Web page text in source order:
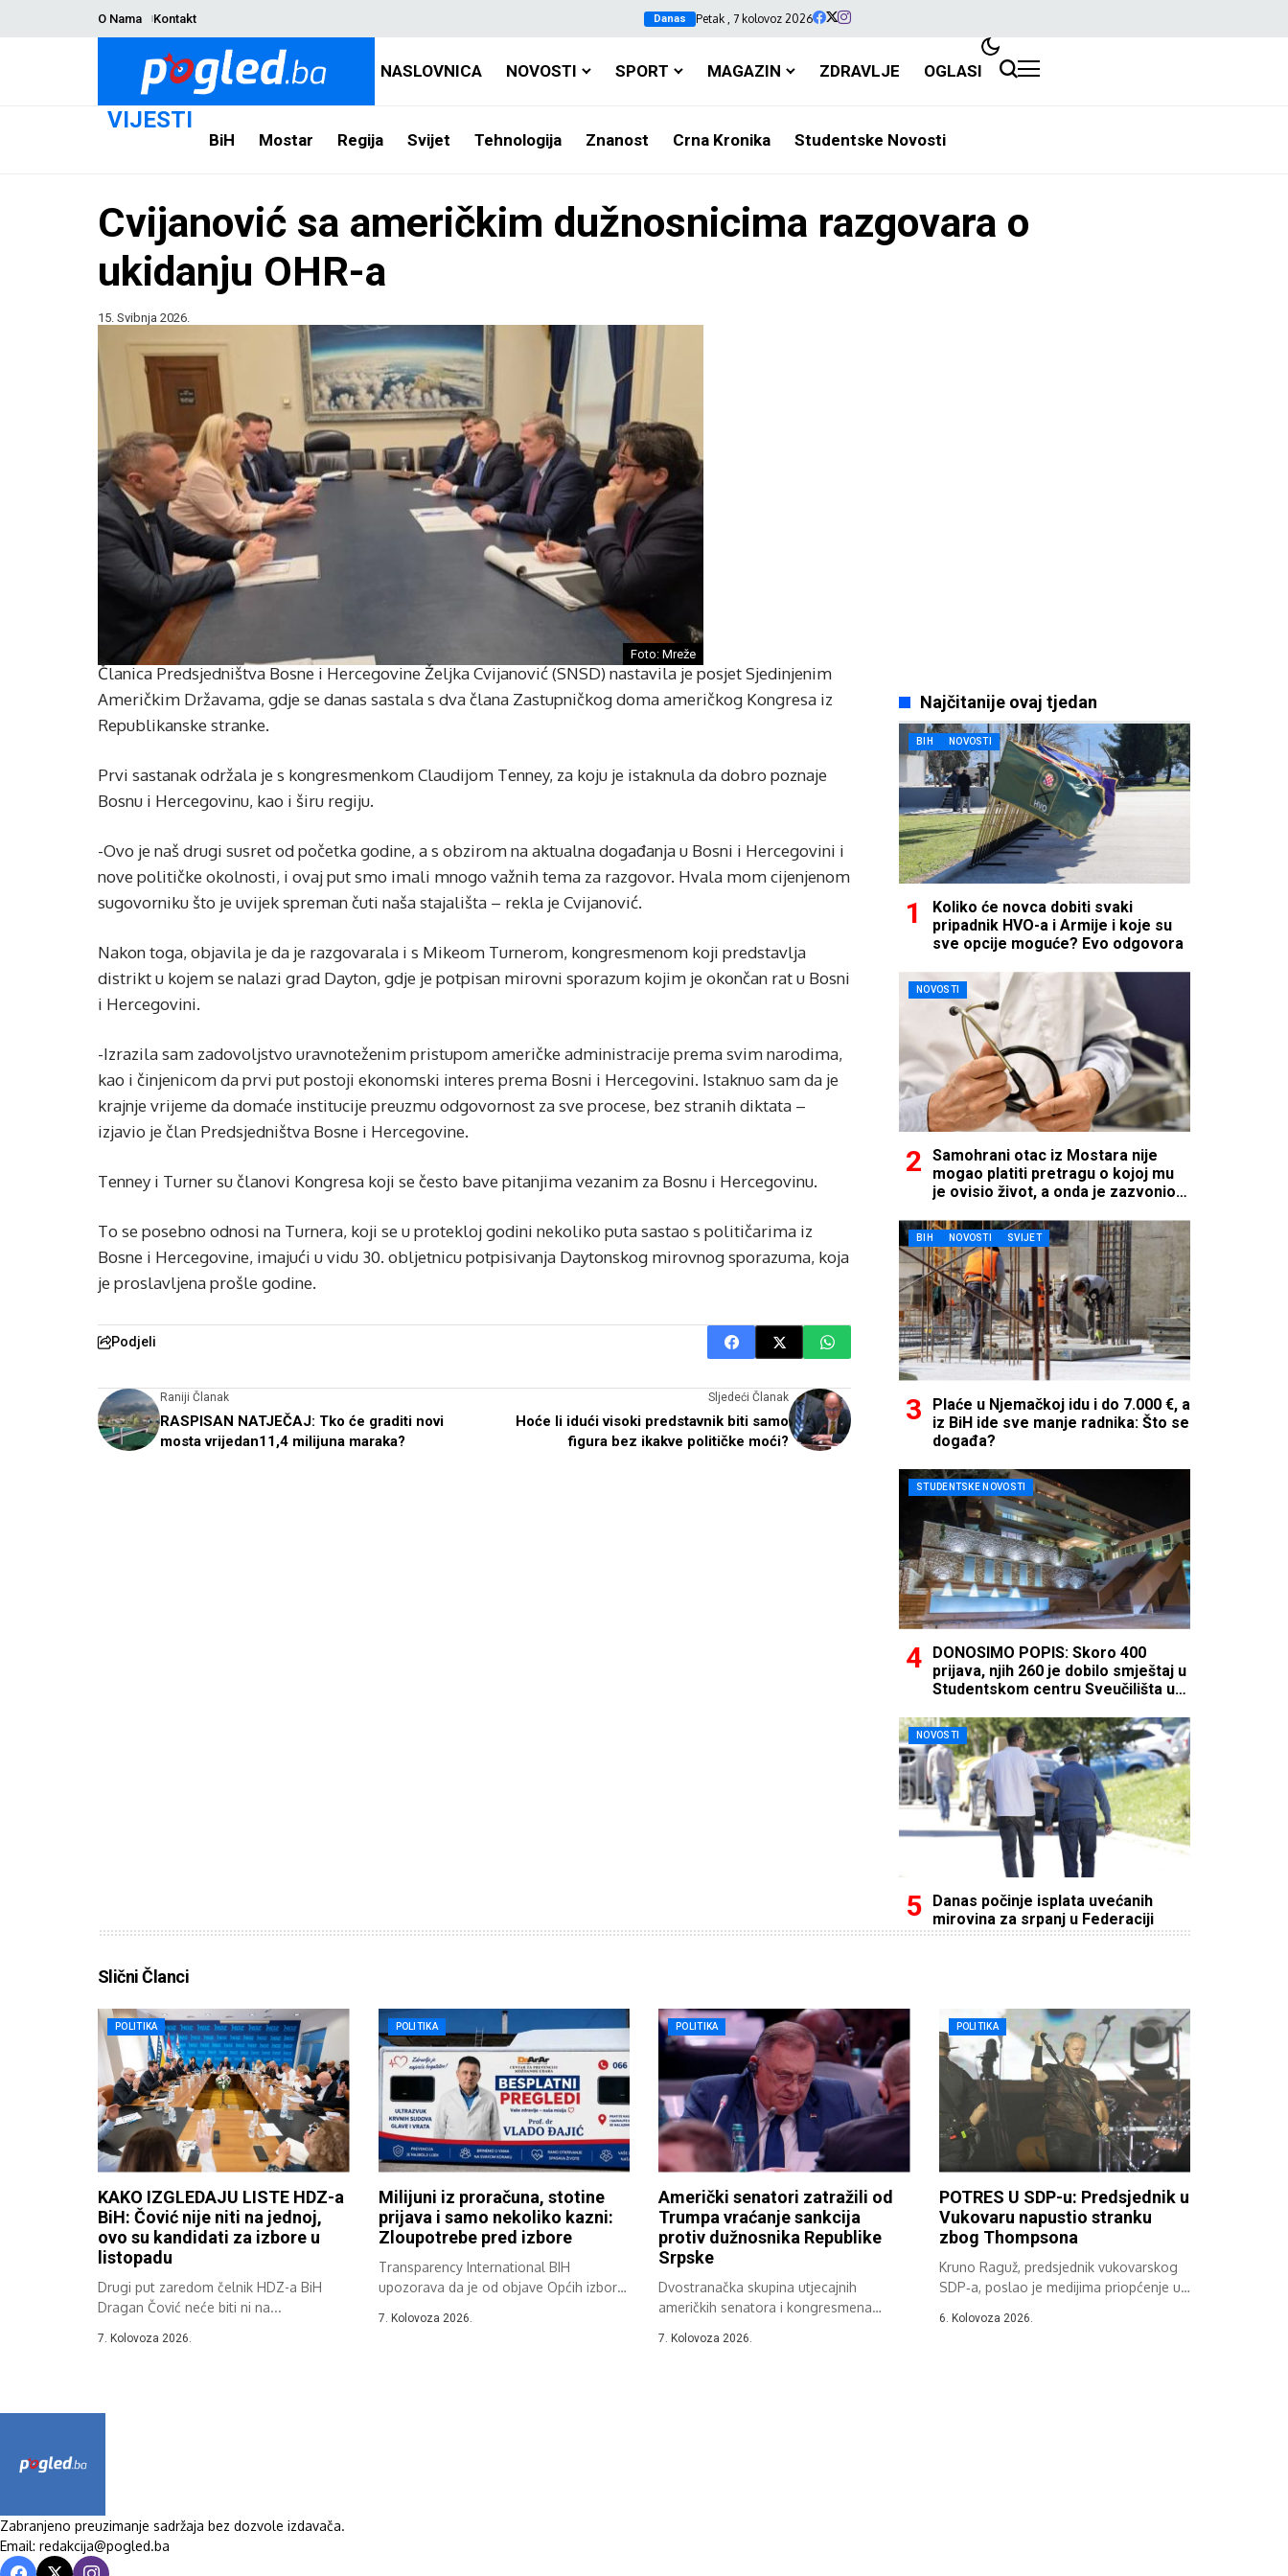
O Nama Kontakt Danas Petak , 7 kolovoz 2026
NASLOVNICA NOVOSTI SPORT MAGAZIN ZDRAVLJE OGLASI
VIJESTI
BiH Mostar Regija Svijet Tehnologija Znanost Crna Kronika Studentske Novosti
Cvijanović sa američkim dužnosnicima razgovara o
ukidanju OHR-a
15. Svibnja 2026.
Foto: Mreže
Članica Predsjedništva Bosne i Hercegovine Željka Cvijanović (SNSD) nastavila je posjet Sjedinjenim
Američkim Državama, gdje se danas sastala s dva člana Zastupničkog doma američkog Kongresa iz
Republikanske stranke.
Prvi sastanak održala je s kongresmenkom Claudijom Tenney, za koju je istaknula da dobro poznaje
Bosnu i Hercegovinu, kao i širu regiju.
-Ovo je naš drugi susret od početka godine, a s obzirom na aktualna događanja u Bosni i Hercegovini i
nove političke okolnosti, i ovaj put smo imali mnogo važnih tema za razgovor. Hvala mom cijenjenom
sugovorniku što je uvijek spreman čuti naša stajališta – rekla je Cvijanović.
Nakon toga, objavila je da je razgovarala i s Mikeom Turnerom, kongresmenom koji predstavlja
distrikt u kojem se nalazi grad Dayton, gdje je potpisan mirovni sporazum kojim je okončan rat u Bosni
i Hercegovini.
-Izrazila sam zadovoljstvo uravnoteženim pristupom američke administracije prema svim narodima,
kao i činjenicom da prvi put postoji ekonomski interes prema Bosni i Hercegovini. Istaknuo sam da je
krajnje vrijeme da domaće institucije preuzmu odgovornost za sve procese, bez stranih diktata –
izjavio je član Predsjedništva Bosne i Hercegovine.
Tenney i Turner su članovi Kongresa koji se često bave pitanjima vezanim za Bosnu i Hercegovinu.
To se posebno odnosi na Turnera, koji se u protekloj godini nekoliko puta sastao s političarima iz
Bosne i Hercegovine, imajući u vidu 30. obljetnicu potpisivanja Daytonskog mirovnog sporazuma, koja
je proslavljena prošle godine.
Podjeli
Raniji Članak
RASPISAN NATJEČAJ: Tko će graditi novi
mosta vrijedan11,4 milijuna maraka?
Sljedeći Članak
Hoće li idući visoki predstavnik biti samo
figura bez ikakve političke moći?
Najčitanije ovaj tjedan
BIH NOVOSTI
Koliko će novca dobiti svaki
pripadnik HVO-a i Armije i koje su
sve opcije moguće? Evo odgovora
NOVOSTI
Samohrani otac iz Mostara nije
mogao platiti pretragu o kojoj mu
je ovisio život, a onda je zazvonio
BIH NOVOSTI SVIJET
Plaće u Njemačkoj idu i do 7.000 €, a
iz BiH ide sve manje radnika: Što se
događa?
STUDENTSKE NOVOSTI
DONOSIMO POPIS: Skoro 400
prijava, njih 260 je dobilo smještaj u
Studentskom centru Sveučilišta u
NOVOSTI
Danas počinje isplata uvećanih
mirovina za srpanj u Federaciji
Slični Članci
POLITIKA
KAKO IZGLEDAJU LISTE HDZ-a
BiH: Čović nije niti na jednoj,
ovo su kandidati za izbore u
listopadu
Drugi put zaredom čelnik HDZ-a BiH
Dragan Čović neće biti ni na...
7. Kolovoza 2026.
POLITIKA
Milijuni iz proračuna, stotine
prijava i samo nekoliko kazni:
Zloupotrebe pred izbore
Transparency International BIH
upozorava da je od objave Općih izbora
7. Kolovoza 2026.
POLITIKA
Američki senatori zatražili od
Trumpa vraćanje sankcija
protiv dužnosnika Republike
Srpske
Dvostranačka skupina utjecajnih
američkih senatora i kongresmena
američkog...
7. Kolovoza 2026.
POLITIKA
POTRES U SDP-u: Predsjednik u
Vukovaru napustio stranku
zbog Thompsona
Kruno Raguž, predsjednik vukovarskog
SDP‑a, poslao je medijima priopćenje u
6. Kolovoza 2026.
Zabranjeno preuzimanje sadržaja bez dozvole izdavača.
Email: redakcija@pogled.ba